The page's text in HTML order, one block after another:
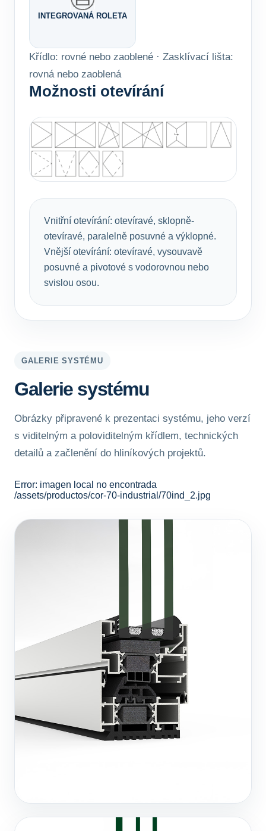
INTEGROVANÁ ROLETA
Křídlo: rovné nebo zaoblené · Zasklívací lišta:
rovná nebo zaoblená
Možnosti otevírání
Vnitřní otevírání: otevíravé, sklopně-
otevíravé, paralelně posuvné a výklopné.
Vnější otevírání: otevíravé, vysouvavě
posuvné a pivotové s vodorovnou nebo
svislou osou.
GALERIE SYSTÉMU
Galerie systému
Obrázky připravené k prezentaci systému, jeho verzí
s viditelným a poloviditelným křídlem, technických
detailů a začlenění do hliníkových projektů.
Error: imagen local no encontrada
/assets/productos/cor-70-industrial/70ind_2.jpg